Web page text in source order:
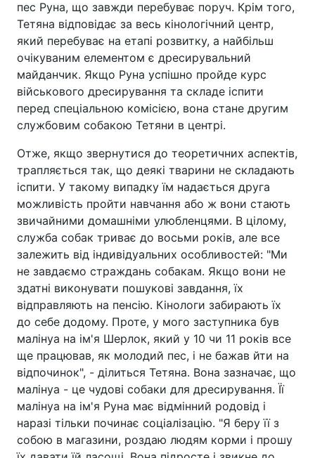
пес Руна, що завжди перебуває поруч. Крім того,
Тетяна відповідає за весь кінологічний центр,
який перебуває на етапі розвитку, а найбільш
очікуваним елементом є дресирувальний
майданчик. Якщо Руна успішно пройде курс
військового дресирування та складе іспити
перед спеціальною комісією, вона стане другим
службовим собакою Тетяни в центрі.
Отже, якщо звернутися до теоретичних аспектів,
трапляється так, що деякі тварини не складають
іспити. У такому випадку їм надається друга
можливість пройти навчання або ж вони стають
звичайними домашніми улюбленцями. В цілому,
служба собак триває до восьми років, але все
залежить від індивідуальних особливостей: "Ми
не завдаємо страждань собакам. Якщо вони не
здатні виконувати пошукові завдання, їх
відправляють на пенсію. Кінологи забирають їх
до себе додому. Проте, у мого заступника був
малінуа на ім'я Шерлок, який у 10 чи 11 років все
ще працював, як молодий пес, і не бажав йти на
відпочинок", - ділиться Тетяна. Вона зазначає, що
малінуа - це чудові собаки для дресирування. Її
малінуа на ім'я Руна має відмінний родовід і
наразі тільки починає соціалізацію. "Я беру її з
собою в магазини, роздаю людям корми і прошу